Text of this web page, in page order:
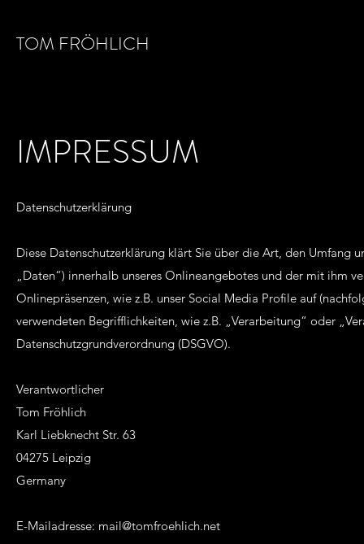
TOM FRÖHLICH
IMPRESSUM
Datenschutzerklärung
Diese Datenschutzerklärung klärt Sie über die Art, den Umfang
„Daten“) innerhalb unseres Onlineangebotes und der mit ihm
Onlinepräsenzen, wie z.B. unser Social Media Profile auf
verwendeten Begrifflichkeiten, wie z.B. „Verarbeitung“ oder
Datenschutzgrundverordnung (DSGVO).
Verantwortlicher
Tom Fröhlich
Karl Liebknecht Str. 63
04275 Leipzig
Germany
E-Mailadresse: mail@tomfroehlich.net